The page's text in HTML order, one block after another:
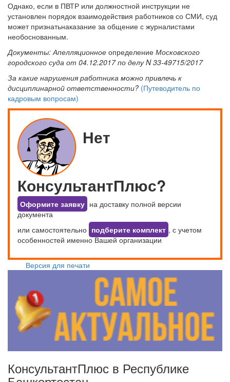
Однако, если в ПВТР или должностной инструкции не
установлен порядок взаимодействия работников со СМИ, суд
может признатьнаказание за общение с журналистами
необоснованным.
Документы: Апелляционное определение Московского
городского суда от 04.12.2017 по делу N 33-49715/2017
За какие нарушения работника можно привлечь к
дисциплинарной ответственности? (Путеводитель по
кадровым вопросам)
Нет
КонсультантПлюс?
Оформите заявку на доставку полной версии
документа
или самостоятельно подберите комплект , с учетом
особенностей именно Вашей организации
Версия для печати
КонсультантПлюс в Республике